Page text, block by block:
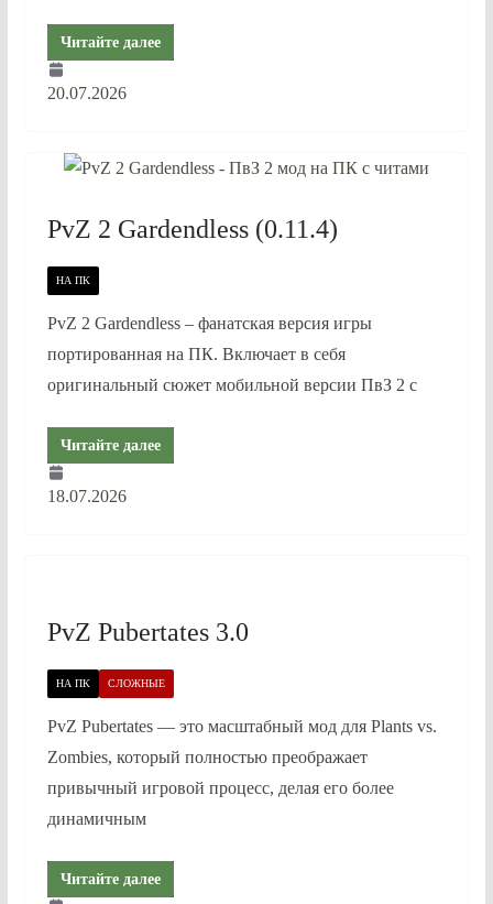
Читайте далее
20.07.2026
PvZ 2 Gardendless (0.11.4)
НА ПК
PvZ 2 Gardendless – фанатская версия игры
портированная на ПК. Включает в себя
оригинальный сюжет мобильной версии ПвЗ 2 с
Читайте далее
18.07.2026
PvZ Pubertates 3.0
НА ПК СЛОЖНЫЕ
PvZ Pubertates — это масштабный мод для Plants vs.
Zombies, который полностью преображает
привычный игровой процесс, делая его более
динамичным
Читайте далее